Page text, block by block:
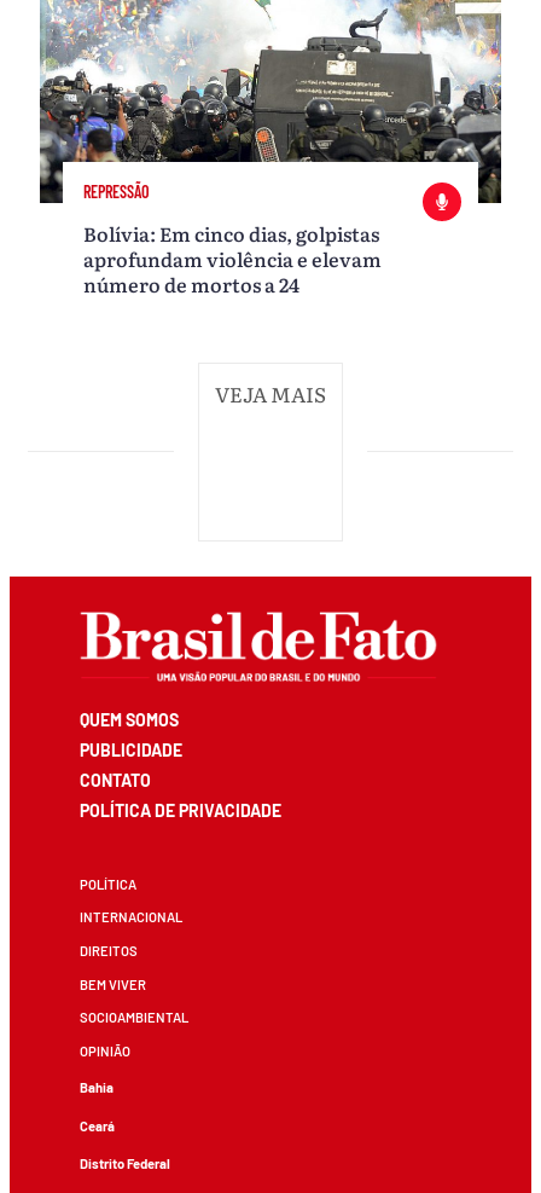
REPRESSÃO
Bolívia: Em cinco dias, golpistas
aprofundam violência e elevam
número de mortos a 24
VEJA MAIS
QUEM SOMOS
PUBLICIDADE
CONTATO
POLÍTICA DE PRIVACIDADE
POLÍTICA
INTERNACIONAL
DIREITOS
BEM VIVER
SOCIOAMBIENTAL
OPINIÃO
Bahia
Ceará
Distrito Federal